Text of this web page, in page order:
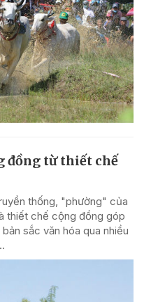
đồng từ thiết chế
thống, "phường" của
thiết chế cộng đồng góp
sắc văn hóa qua nhiều